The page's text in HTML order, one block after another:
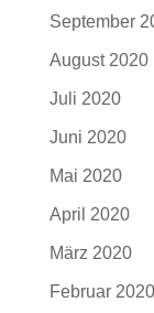
September
August 2020
Juli 2020
Juni 2020
Mai 2020
April 2020
März 2020
Februar 2020